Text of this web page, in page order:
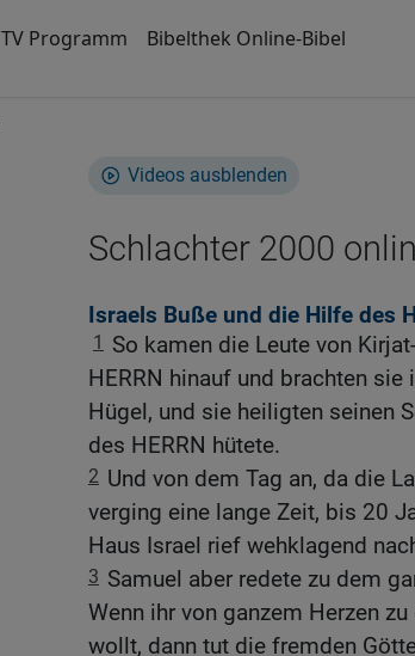
TV Programm Bibelthek Online-Bibel
Videos ausblenden
Schlachter 2000
Israels Buße und die Hilfe des
1
So kamen die Leute von
HERRN hinauf und brachten
Hügel, und sie heiligten seinen
des HERRN hütete.
2 Und von dem Tag an, da die
verging eine lange Zeit, bis 20
Haus Israel rief wehklagend
3 Samuel aber redete zu dem
Wenn ihr von ganzem Herzen
wollt, dann tut die fremden